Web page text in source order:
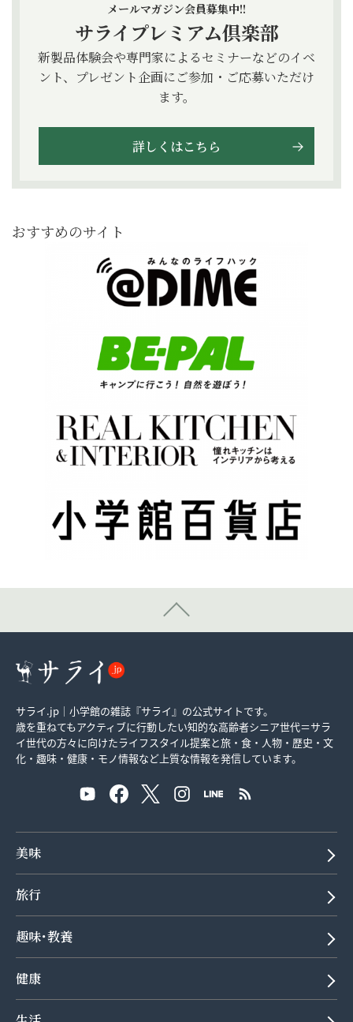
メールマガジン会員募集中!!
サライプレミアム倶楽部
新製品体験会や専門家によるセミナーなどのイベ
ント、プレゼント企画にご参加・ご応募いただけ
ます。
詳しくはこちら
おすすめのサイト
サライ.jp｜小学館の雑誌『サライ』の公式サイトです。
歳を重ねてもアクティブに行動したい知的な高齢者シニア世代＝サラ
イ世代の方々に向けたライフスタイル提案と旅・食・人物・歴史・文
化・趣味・健康・モノ情報など上質な情報を発信しています。
美味
旅行
趣味･教養
健康